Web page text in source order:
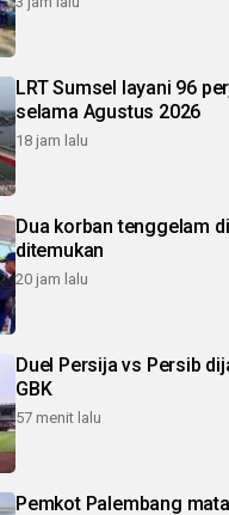
LRT Sumsel layani 96
selama Agustus 2026
18 jam lalu
Dua korban tenggelam
ditemukan
20 jam lalu
Duel Persija vs Persib
GBK
57 menit lalu
Pemkot Palembang